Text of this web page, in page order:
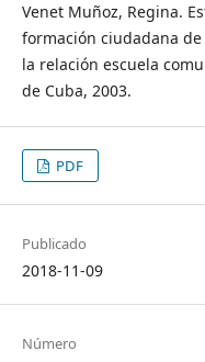
Venet Muñoz, Regina.
formación ciudadana
la relación escuela
de Cuba, 2003.
PDF
Publicado
2018-11-09
Número